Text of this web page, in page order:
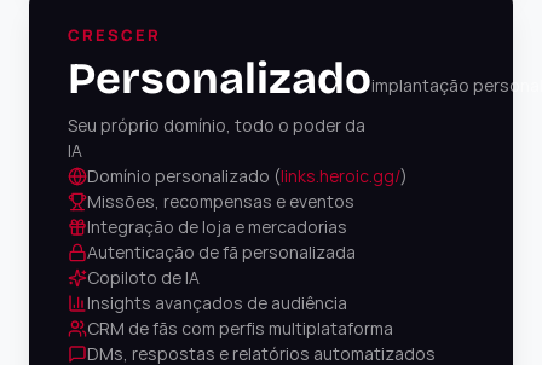
CRESCER
Personalizadoimplantação
Seu próprio domínio, todo o poder da
IA
Domínio personalizado (links.heroic.gg/)
Missões, recompensas e eventos
Integração de loja e mercadorias
Autenticação de fã personalizada
Copiloto de IA
Insights avançados de audiência
CRM de fãs com perfis multiplataforma
DMs, respostas e relatórios automatizados